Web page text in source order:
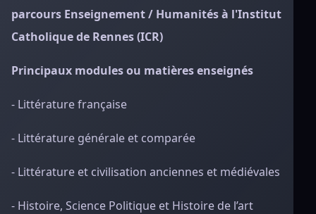
parcours Enseignement / Humanités à l'Institut
Catholique de Rennes (ICR)
Principaux modules ou matières enseignés
- Littérature française
- Littérature générale et comparée
- Littérature et civilisation anciennes et médiévales
- Histoire, Science Politique et Histoire de l’art